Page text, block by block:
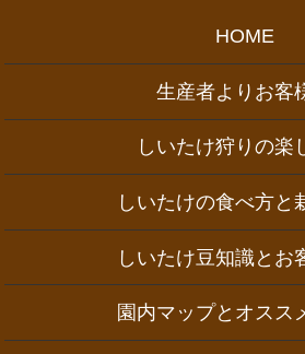
HOME
生産者よりお客
しいたけ狩りの楽
しいたけの食べ方と
しいたけ豆知識とお
園内マップとオスス